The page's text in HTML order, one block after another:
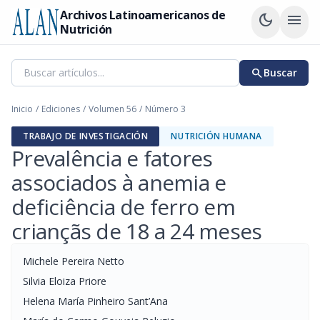
Archivos Latinoamericanos de
Nutrición
dark_mode menu
searchBuscar
Inicio / Ediciones / Volumen 56 / Número 3
TRABAJO DE INVESTIGACIÓN NUTRICIÓN HUMANA
Prevalência e fatores
associados à anemia e
deficiência de ferro em
criançãs de 18 a 24 meses
Michele Pereira Netto
Silvia Eloiza Priore
Helena María Pinheiro Sant’Ana